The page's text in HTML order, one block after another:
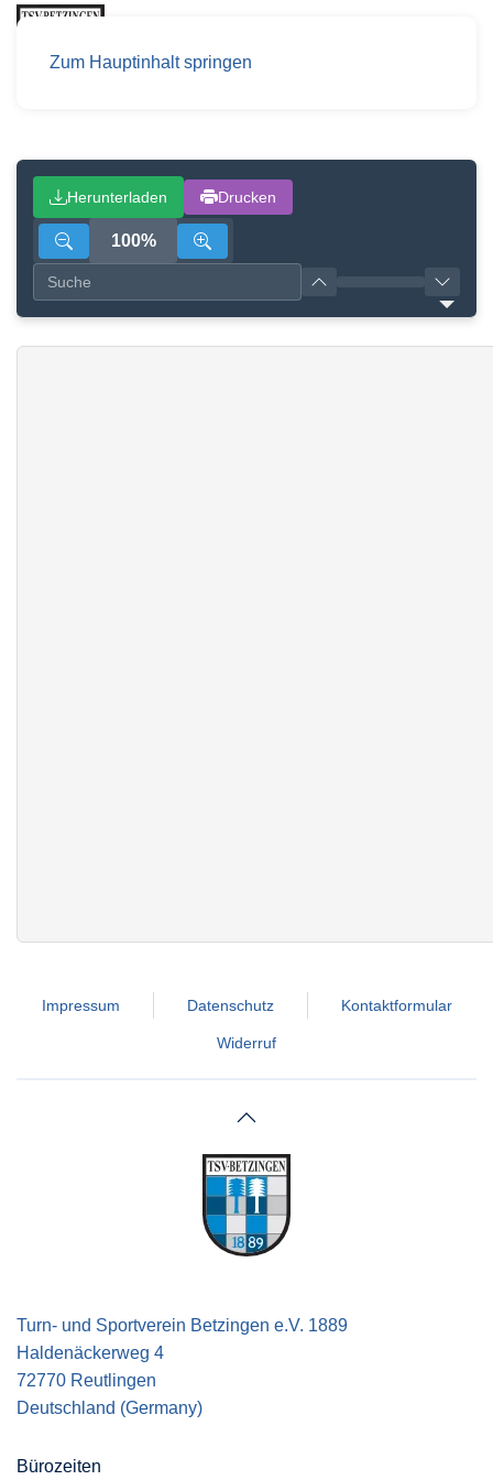
Zum Hauptinhalt springen
Herunterladen Drucken
100%
Impressum Datenschutz Kontaktformular
Widerruf
Turn- und Sportverein Betzingen e.V. 1889
Haldenäckerweg 4
72770 Reutlingen
Deutschland (Germany)
Bürozeiten